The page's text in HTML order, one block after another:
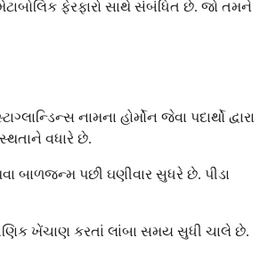
ફેરફારો સાથે સંબંધિત છે. જો તમને
નામના હોર્મોન જેવા પદાર્થો દ્વારા
વધારે છે.
બાળજન્મ પછી ઘણીવાર સુધરે છે. પીડા
ખેંચાણ કરતાં લાંબા સમય સુધી ચાલે છે.